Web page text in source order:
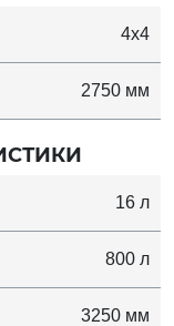
4х4
2750 мм
16 л
800 л
3250 мм